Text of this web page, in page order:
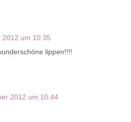
2012 um 10:35
lippen!!!!
2012 um 10:44